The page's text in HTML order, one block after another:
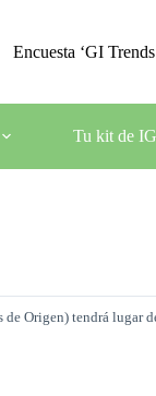
Encuesta ‘GI
Tu kit de IG
de Origen) tendrá lugar